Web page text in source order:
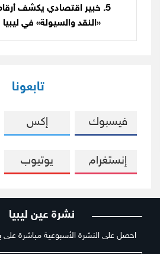
خبير اقتصادي يكشف
«النقد والسيولة» في ليبيا
تابعونا
فيسبوك إكس
إنستغرام يوتيوب
نشرة عين ليبيا
احصل على النشرة الأسبوعية مباشرة على